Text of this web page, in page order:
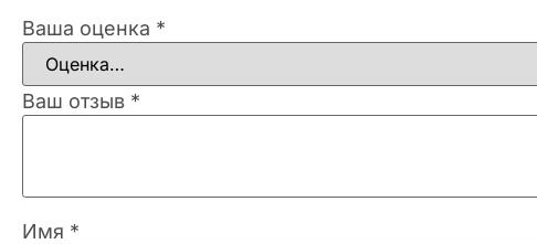
Ваша оценка *
Ваш отзыв *
Имя *